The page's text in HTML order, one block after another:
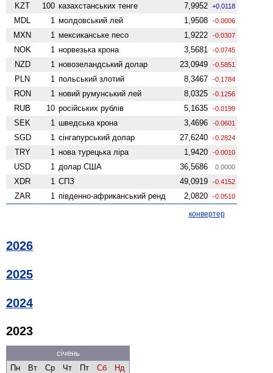
KZT 100 казахстанських тенге 7,9952 +0.0118
MDL 1 молдовський лей 1,9508 -0.0006
MXN 1 мексиканське песо 1,9222 -0.0307
NOK 1 норвезька крона 3,5681 -0.0745
NZD 1 ново­зеландський долар 23,0949 -0.5851
PLN 1 польський злотий 8,3467 -0.1784
RON 1 новий румунський лей 8,0325 -0.1256
RUB 10 російських рублів 5,1635 -0.0199
SEK 1 шведська крона 3,4696 -0.0601
SGD 1 сінгапурський долар 27,6240 -0.2824
TRY 1 нова турецька ліра 1,9420 -0.0010
USD 1 долар США 36,5686 0.0000
XDR 1 СПЗ 49,0919 -0.4152
ZAR 1 південно-африканський ренд 2,0820 -0.0510
конвертер
2026
2025
2024
2023
січень
Пн
Вт Ср Чт Пт Сб
Нд